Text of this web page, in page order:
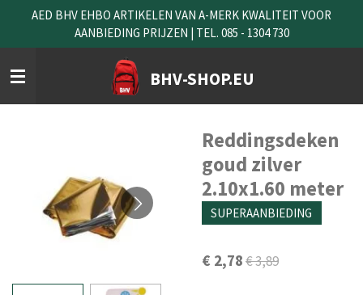
naar
de
hoofdinhoud
BHV-SHOP.EU
AED BHV EHBO ARTIKELEN VAN A-MERK KWALITEIT VOOR
AANBIEDING PRIJZEN | TEL. 085 - 1304 730
Reddingsdeken
goud zilver
2.10x1.60 meter
SUPERAANBIEDING
€ 2,78€ 3,89